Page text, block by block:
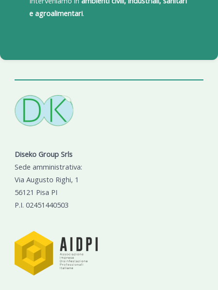
e agroalimentari.
Diseko Group Srls
Sede amministrativa:
Via Augusto Righi, 1
56121 Pisa PI
P.I. 02451440503